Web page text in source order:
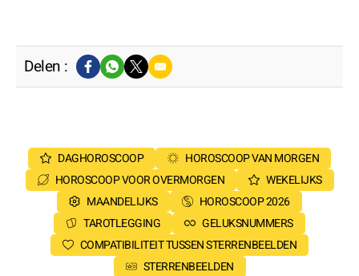
Delen :
DAGHOROSCOOP
HOROSCOOP VAN MORGEN
HOROSCOOP VOOR OVERMORGEN
WEKELIJKS
MAANDELIJKS
HOROSCOOP 2026
TAROTLEGGING
GELUKSNUMMERS
COMPATIBILITEIT TUSSEN STERRENBEELDEN
STERRENBEELDEN